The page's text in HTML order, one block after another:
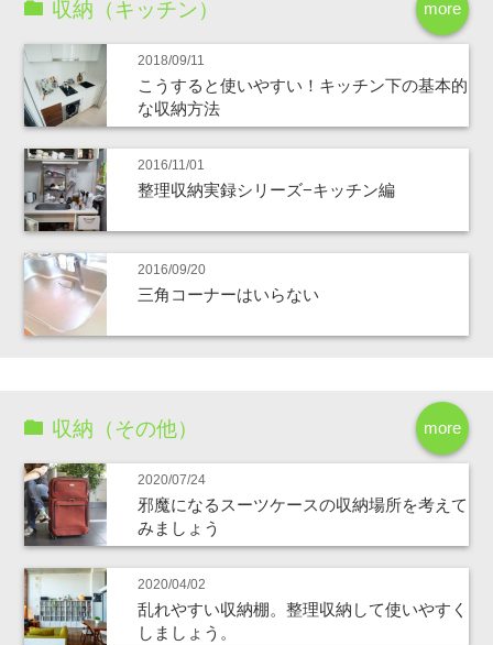
more
収納（キッチン）
2018/09/11
こうすると使いやすい！キッチン下の基本的
な収納方法
2016/11/01
整理収納実録シリーズ−キッチン編
2016/09/20
三角コーナーはいらない
more
収納（その他）
2020/07/24
邪魔になるスーツケースの収納場所を考えて
みましょう
2020/04/02
乱れやすい収納棚。整理収納して使いやすく
しましょう。